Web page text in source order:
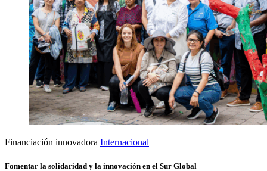
Financiación innovadora Internacional
Fomentar la solidaridad y la innovación en el Sur Global